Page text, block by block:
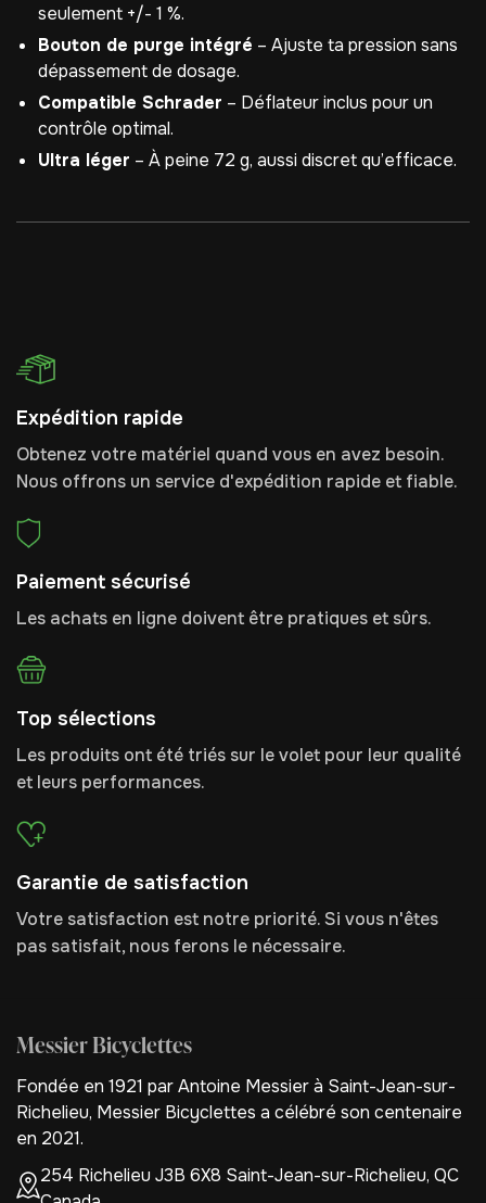
seulement +/- 1 %.
Bouton de purge intégré – Ajuste ta pression sans
dépassement de dosage.
Compatible Schrader – Déflateur inclus pour un
contrôle optimal.
Ultra léger – À peine 72 g, aussi discret qu’efficace.
Expédition rapide
Obtenez votre matériel quand vous en avez besoin.
Nous offrons un service d'expédition rapide et fiable.
Paiement sécurisé
Les achats en ligne doivent être pratiques et sûrs.
Top sélections
Les produits ont été triés sur le volet pour leur qualité
et leurs performances.
Garantie de satisfaction
Votre satisfaction est notre priorité. Si vous n'êtes
pas satisfait, nous ferons le nécessaire.
Messier Bicyclettes
Fondée en 1921 par Antoine Messier à Saint-Jean-sur-
Richelieu, Messier Bicyclettes a célébré son centenaire
en 2021.
254 Richelieu J3B 6X8 Saint-Jean-sur-Richelieu, QC